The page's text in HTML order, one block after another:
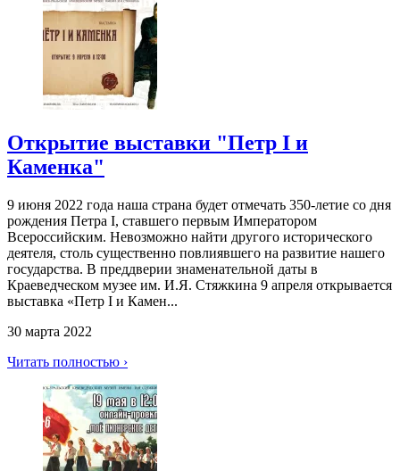
Открытие выставки "Петр I и
Каменка"
9 июня 2022 года наша страна будет отмечать 350-летие со дня
рождения Петра I, ставшего первым Императором
Всероссийским. Невозможно найти другого исторического
деятеля, столь существенно повлиявшего на развитие нашего
государства. В преддверии знаменательной даты в
Краеведческом музее им. И.Я. Стяжкина 9 апреля открывается
выставка «Петр I и Камен...
30 марта 2022
Читать полностью ›